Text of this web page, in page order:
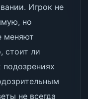
Игрок не
но
меняют
стоит ли
подозрениях
не всегда